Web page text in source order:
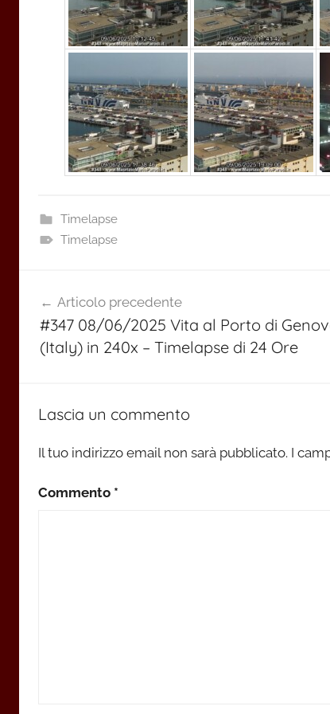
Timelapse
Timelapse
articoli
Articolo precedente
#347 08/06/2025 Vita al Porto di
(Italy) in 240x – Timelapse di 24 Ore
Lascia un commento
Il tuo indirizzo email non sarà pubblicato. I
Commento *